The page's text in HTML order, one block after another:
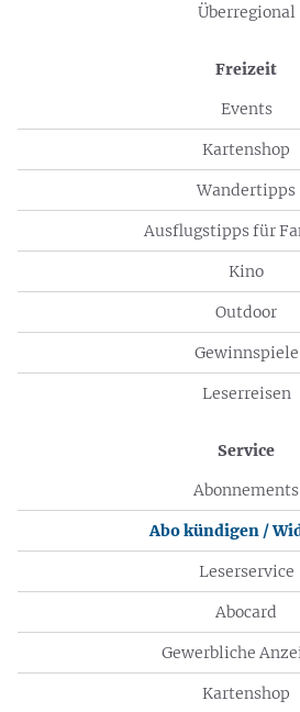
Überregional
Freizeit
Events
Kartenshop
Wandertipps
Ausflugstipps für
Kino
Outdoor
Gewinnspiele
Leserreisen
Service
Abonnements
Abo kündigen /
Leserservice
Abocard
Gewerbliche
Kartenshop